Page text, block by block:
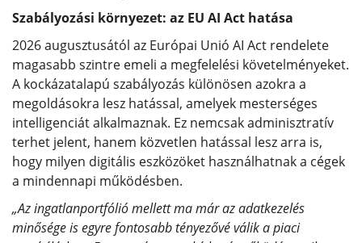
Szabályozási környezet: az EU AI Act hatása
2026 augusztusától az Európai Unió AI Act rendelete
magasabb szintre emeli a megfelelési követelményeket.
A kockázatalapú szabályozás különösen azokra a
megoldásokra lesz hatással, amelyek mesterséges
intelligenciát alkalmaznak. Ez nemcsak adminisztratív
terhet jelent, hanem közvetlen hatással lesz arra is,
hogy milyen digitális eszközöket használhatnak a cégek
a mindennapi működésben.
„Az ingatlanportfólió mellett ma már az adatkezelés
minősége is egyre fontosabb tényezővé válik a piaci